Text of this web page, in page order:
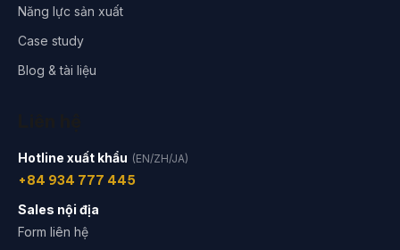
Năng lực sản xuất
Case study
Blog & tài liệu
Hotline xuất khẩu (EN/ZH/JA)
+84 934 777 445
Sales nội địa
Form liên hệ